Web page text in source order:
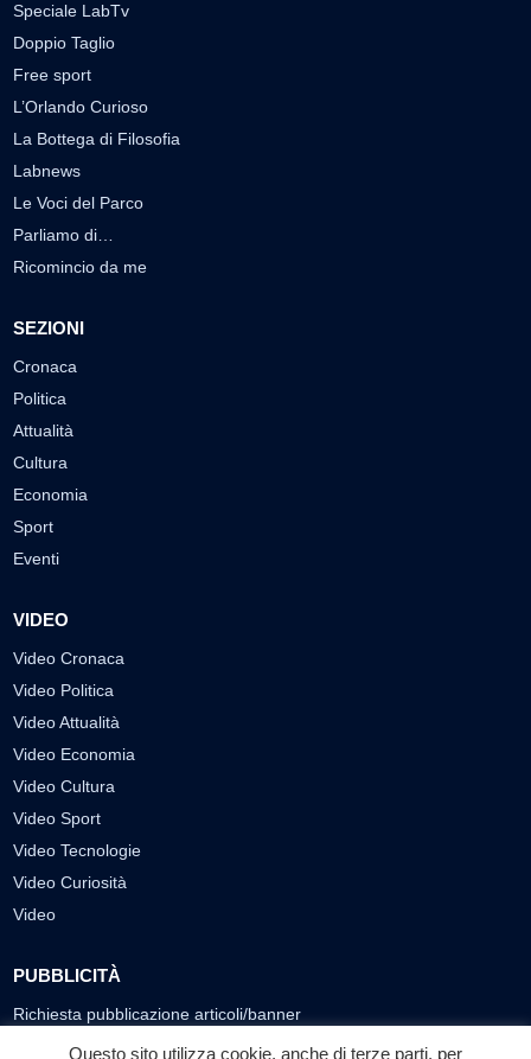
Speciale LabTv
Doppio Taglio
Free sport
L’Orlando Curioso
La Bottega di Filosofia
Labnews
Le Voci del Parco
Parliamo di…
Ricomincio da me
SEZIONI
Cronaca
Politica
Attualità
Cultura
Economia
Sport
Eventi
VIDEO
Video Cronaca
Video Politica
Video Attualità
Video Economia
Video Cultura
Video Sport
Video Tecnologie
Video Curiosità
Video
PUBBLICITÀ
Richiesta pubblicazione articoli/banner
Questo sito utilizza cookie, anche di terze parti, per